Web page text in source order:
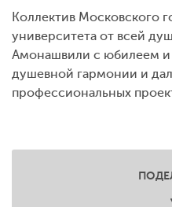
Коллектив Московского
университета от всей
Амонашвили с юбилеем и
душевной гармонии и
профессиональных